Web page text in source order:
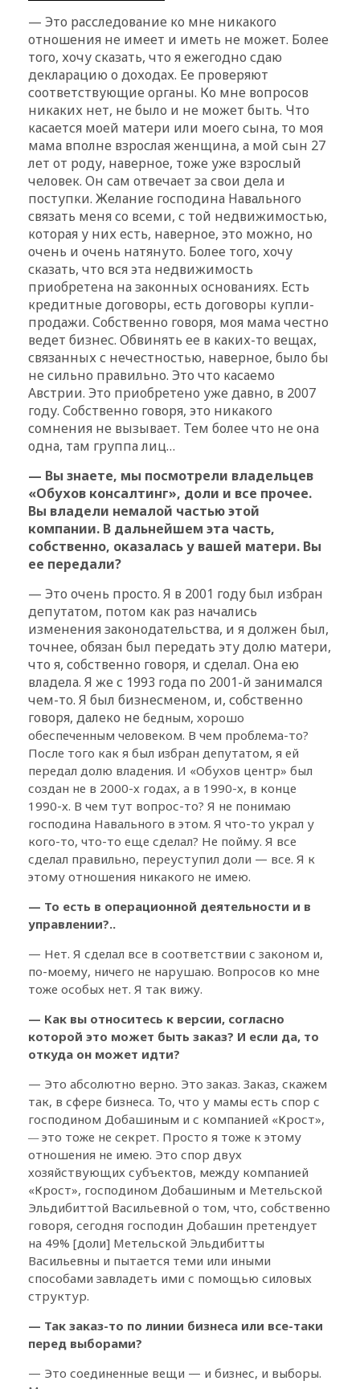
— Это расследование ко мне никакого
отношения не имеет и иметь не может. Более
того, хочу сказать, что я ежегодно сдаю
декларацию о доходах. Ее проверяют
соответствующие органы. Ко мне вопросов
никаких нет, не было и не может быть. Что
касается моей матери или моего сына, то моя
мама вполне взрослая женщина, а мой сын 27
лет от роду, наверное, тоже уже взрослый
человек. Он сам отвечает за свои дела и
поступки. Желание господина Навального
связать меня со всеми, с той недвижимостью,
которая у них есть, наверное, это можно, но
очень и очень натянуто. Более того, хочу
сказать, что вся эта недвижимость
приобретена на законных основаниях. Есть
кредитные договоры, есть договоры купли-
продажи. Собственно говоря, моя мама честно
ведет бизнес. Обвинять ее в каких-то вещах,
связанных с нечестностью, наверное, было бы
не сильно правильно. Это что касаемо
Австрии. Это приобретено уже давно, в 2007
году. Собственно говоря, это никакого
сомнения не вызывает. Тем более что не она
одна, там группа лиц…
— Вы знаете, мы посмотрели владельцев
«Обухов консалтинг», доли и все прочее.
Вы владели немалой частью этой
компании. В дальнейшем эта часть,
собственно, оказалась у вашей матери. Вы
ее передали?
— Это очень просто. Я в 2001 году был избран
депутатом, потом как раз начались
изменения законодательства, и я должен был,
точнее, обязан был передать эту долю матери,
что я, собственно говоря, и сделал. Она ею
владела. Я же с 1993 года по 2001-й занимался
чем-то. Я был бизнесменом, и, собственно
говоря, далеко не бедным, хорошо
обеспеченным человеком. В чем проблема-то?
После того как я был избран депутатом, я ей
передал долю владения. И «Обухов центр» был
создан не в 2000-х годах, а в 1990-х, в конце
1990-х. В чем тут вопрос-то? Я не понимаю
господина Навального в этом. Я что-то украл у
кого-то, что-то еще сделал? Не пойму. Я все
сделал правильно, переуступил доли — все. Я к
этому отношения никакого не имею.
— То есть в операционной деятельности и в
управлении?..
— Нет. Я сделал все в соответствии с законом и,
по-моему, ничего не нарушаю. Вопросов ко мне
тоже особых нет. Я так вижу.
— Как вы относитесь к версии, согласно
которой это может быть заказ? И если да, то
откуда он может идти?
— Это абсолютно верно. Это заказ. Заказ, скажем
так, в сфере бизнеса. То, что у мамы есть спор с
господином Добашиным и с компанией «Крост»,
—это тоже не секрет. Просто я тоже к этому
отношения не имею. Это спор двух
хозяйствующих субъектов, между компанией
«Крост», господином Добашиным и Метельской
Эльдибиттой Васильевной о том, что, собственно
говоря, сегодня господин Добашин претендует
на 49% [доли] Метельской Эльдибитты
Васильевны и пытается теми или иными
способами завладеть ими с помощью силовых
структур.
— Так заказ-то по линии бизнеса или все-таки
перед выборами?
— Это соединенные вещи — и бизнес, и выборы.